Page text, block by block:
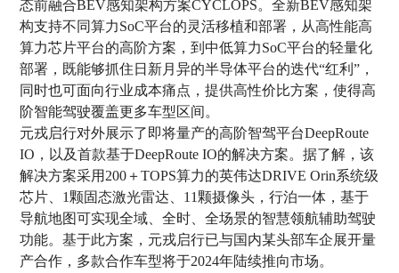
态前融合BEV感知架构方案CYCLOPS。全新BEV感知架
构支持不同算力SoC平台的灵活移植和部署，从高性能高
算力芯片平台的高阶方案，到中低算力SoC平台的轻量化
部署，既能够抓住日新月异的半导体平台的迭代“红利”，
同时也可面向行业成本痛点，提供高性价比方案，使得高
阶智能驾驶覆盖更多车型区间。
元戎启行对外展示了即将量产的高阶智驾平台DeepRoute
IO，以及首款基于DeepRoute IO的解决方案。据了解，该
解决方案采用200＋TOPS算力的英伟达DRIVE Orin系统级
芯片、1颗固态激光雷达、11颗摄像头，行泊一体，基于
导航地图可实现全域、全时、全场景的智慧领航辅助驾驶
功能。基于此方案，元戎启行已与国内某头部车企展开量
产合作，多款合作车型将于2024年陆续推向市场。